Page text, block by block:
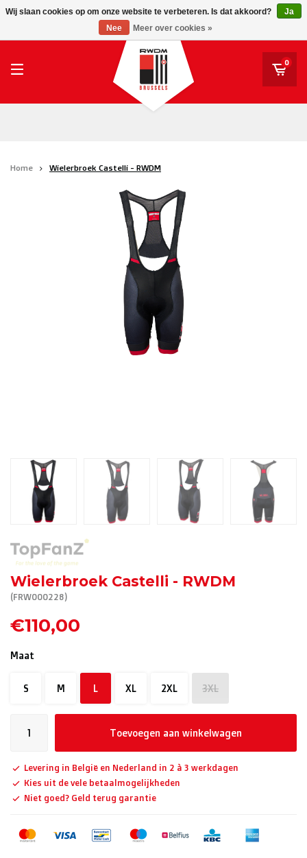
RWDM Brussels
Alpecin Premier Tech /Fenix Premier Tech
R. EV - Remco Evenepoel
Afgelopen veilingen
0
Home Wielerbroek Castelli - RWDM
Wielerbroek Castelli - RWDM
(FRW000228)
€110,00
Maat
S M L XL 2XL 3XL
Toevoegen aan winkelwagen
Levering in België en Nederland in 2 à 3 werkdagen
Kies uit de vele betaalmogelijkheden
Niet goed? Geld terug garantie
Wij slaan cookies op om onze website te verbeteren. Is dat akkoord?
Ja
Nee
Meer over cookies »